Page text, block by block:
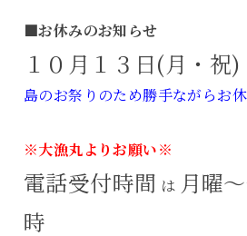
■お休みのお知らせ
１０月１３日(月・祝)
島のお祭りのため勝手ながらお
※大漁丸よりお願い※
電話受付時間 は 月曜
時